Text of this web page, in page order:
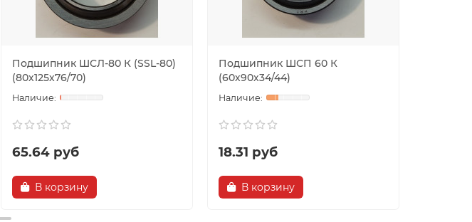
Подшипник ШСЛ-80 К (SSL-80)
(80х125х76/70)
65.64 руб
В корзину
Подшипник ШСП 60 К
(60х90х34/44)
18.31 руб
В корзину